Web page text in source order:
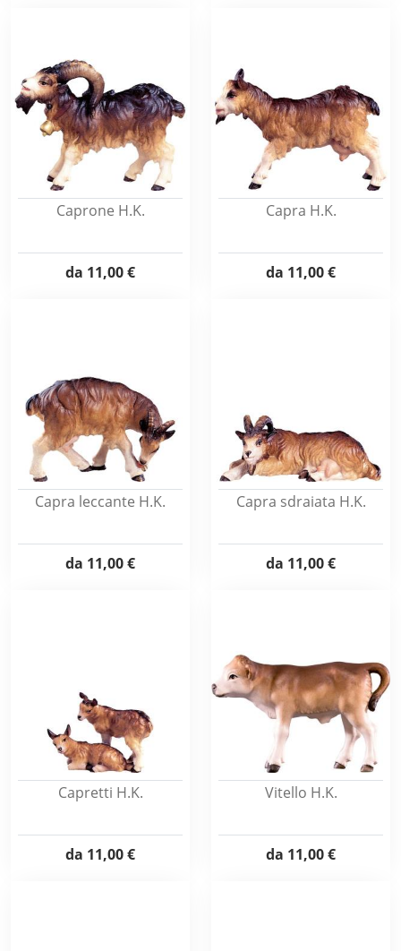
Caprone H.K.
da 11,00 €
Capra H.K.
da 11,00 €
Capra leccante H.K.
da 11,00 €
Capra sdraiata H.K.
da 11,00 €
Capretti H.K.
da 11,00 €
Vitello H.K.
da 11,00 €